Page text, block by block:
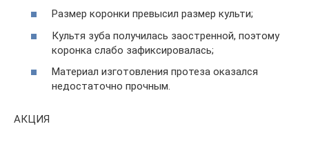
Размер коронки превысил размер культи;
Культя зуба получилась заостренной, поэтому
коронка слабо зафиксировалась;
Материал изготовления протеза оказался
недостаточно прочным.
АКЦИЯ